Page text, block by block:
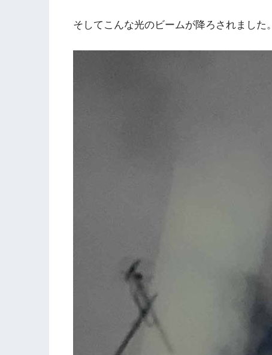
そしてこんな光のビームが降ろされました。